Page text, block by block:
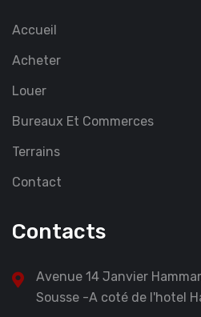
Accueil
Acheter
Louer
Bureaux Et Commerces
Terrains
Contact
Contacts
Avenue 14 Janvier
Sousse -A coté de l'hotel